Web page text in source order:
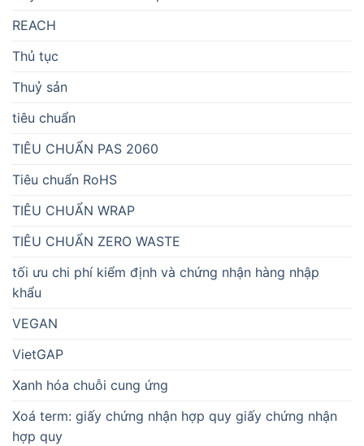
REACH
Thủ tục
Thuỷ sản
tiêu chuẩn
TIÊU CHUẨN PAS 2060
Tiêu chuẩn RoHS
TIÊU CHUẨN WRAP
TIÊU CHUẨN ZERO WASTE
tối ưu chi phí kiểm định và chứng nhận hàng nhập
khẩu
VEGAN
VietGAP
Xanh hóa chuỗi cung ứng
Xoá term: giấy chứng nhận hợp quy giấy chứng nhận
hợp quy